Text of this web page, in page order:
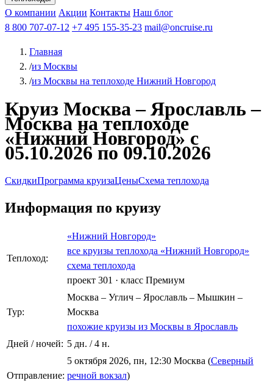
Чебоксарыиз Волгоградаиз Саратова Все города
КазаньВ Нижний НовгородВ ПермьВ Ростов-на-Дону
РыбинскНа СоловкиНа ВалаамПо ОкеПо Енисею
Афанасий Никитин Октябрьская революция
ФединАлександр СвешниковИван
МироновА.С.Попов
О компании Акции Контакты Наш блог
8 800 707-07-12 +7 495 155-35-23 mail@oncruise.ru
Главная
/из Москвы
/из Москвы на теплоходе Нижний Новгород
Круиз Москва – Ярославль –
Москва на теплоходе
«Нижний Новгород» с
05.10.2026 по 09.10.2026
СкидкиПрограмма круизаЦеныСхема теплохода
Информация по круизу
Теплоход:
«Нижний Новгород»
все круизы теплохода «Нижний Новгород»
схема теплохода
проект 301 · класс Премиум
Тур:
Москва – Углич – Ярославль – Мышкин –
Москва
похожие круизы из Москвы в Ярославль
Дней / ночей: 5 дн. / 4 н.
Отправление:
5 октября 2026, пн, 12:30 Москва (Северный
речной вокзал)